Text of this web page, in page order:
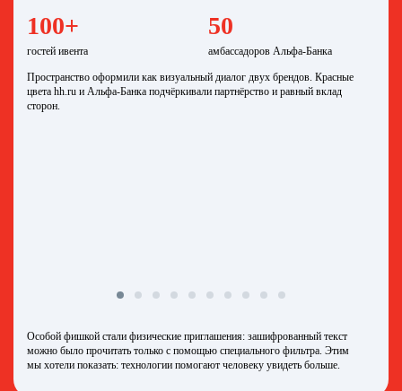
100+
гостей ивента
50
амбассадоров Альфа‑Банка
Пространство оформили как визуальный диалог двух брендов. Красные
цвета hh.ru и Альфа‑Банка подчёркивали партнёрство и равный вклад
сторон.
Особой фишкой стали физические приглашения: зашифрованный текст
можно было прочитать только с помощью специального фильтра. Этим
мы хотели показать: технологии помогают человеку увидеть больше.